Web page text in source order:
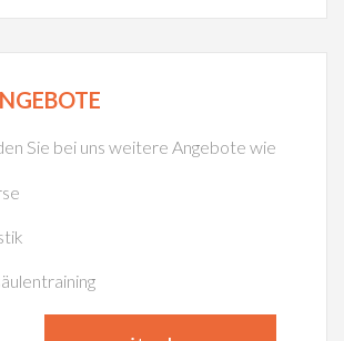
Sie bei uns weitere Angebote wie